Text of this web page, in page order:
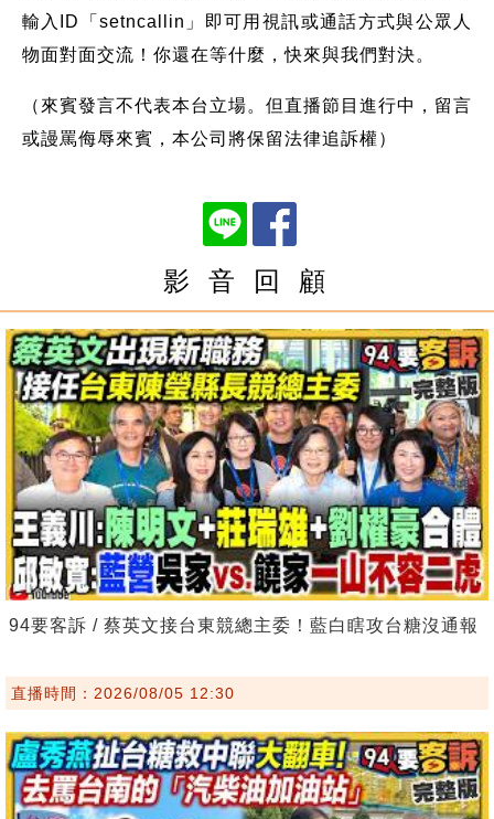
輸入ID「setncallin」即可用視訊或通話方式與公眾人
物面對面交流！你還在等什麼，快來與我們對決。
（來賓發言不代表本台立場。但直播節目進行中，留言
或謾罵侮辱來賓，本公司將保留法律追訴權）
影 音 回 顧
94要客訴 / 蔡英文接台東競總主委！藍白瞎攻台糖沒通報
直播時間：2026/08/05 12:30